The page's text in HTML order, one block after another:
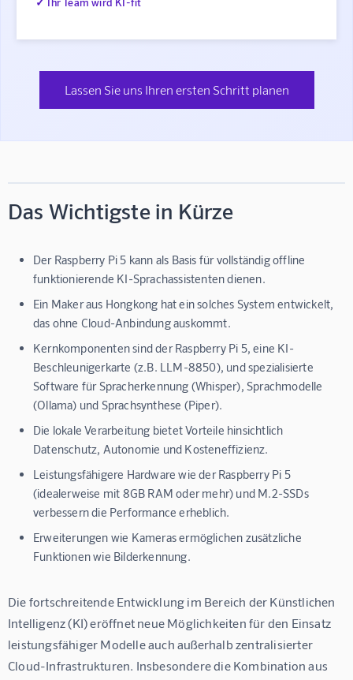
Lassen Sie uns Ihren ersten Schritt planen
Das Wichtigste in Kürze
Der Raspberry Pi 5 kann als Basis für vollständig offline
funktionierende KI-Sprachassistenten dienen.
Ein Maker aus Hongkong hat ein solches System entwickelt,
das ohne Cloud-Anbindung auskommt.
Kernkomponenten sind der Raspberry Pi 5, eine KI-
Beschleunigerkarte (z.B. LLM-8850), und spezialisierte
Software für Spracherkennung (Whisper), Sprachmodelle
(Ollama) und Sprachsynthese (Piper).
Die lokale Verarbeitung bietet Vorteile hinsichtlich
Datenschutz, Autonomie und Kosteneffizienz.
Leistungsfähigere Hardware wie der Raspberry Pi 5
(idealerweise mit 8GB RAM oder mehr) und M.2-SSDs
verbessern die Performance erheblich.
Erweiterungen wie Kameras ermöglichen zusätzliche
Funktionen wie Bilderkennung.
Die fortschreitende Entwicklung im Bereich der Künstlichen
Intelligenz (KI) eröffnet neue Möglichkeiten für den Einsatz
leistungsfähiger Modelle auch außerhalb zentralisierter
Cloud-Infrastrukturen. Insbesondere die Kombination aus